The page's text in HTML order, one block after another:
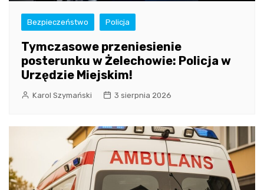
Bezpieczeństwo Policja
Tymczasowe przeniesienie
posterunku w Żelechowie: Policja w
Urzędzie Miejskim!
Karol Szymański 3 sierpnia 2026